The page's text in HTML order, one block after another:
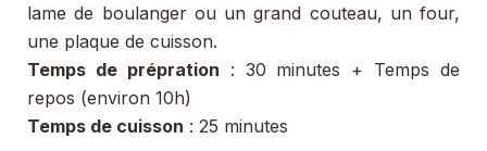
lame de boulanger ou un grand couteau, un four,
une plaque de cuisson.
Temps de prépration : 30 minutes + Temps de
repos (environ 10h)
Temps de cuisson : 25 minutes